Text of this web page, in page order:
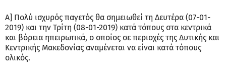
Α] Πολύ ισχυρός παγετός θα σημειωθεί τη Δευτέρα (07-01-
2019) και την Τρίτη (08-01-2019) κατά τόπους στα κεντρικά
και βόρεια ηπειρωτικά, ο oποίος σε περιοχές της Δυτικής και
Κεντρικής Μακεδονίας αναμένεται να είναι κατά τόπους
ολικός.